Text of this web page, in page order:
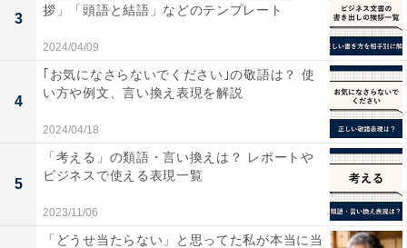
Wi-Fi、Bluetoothのアイコンが青くなっていればOK
「受信設定」もコントロールセンターから確認可能。左
上のアイコン群を長押しすると、AirDropの設定アイコン
が表示されます。
これを更に長押しして、受信方法を「連絡先のみ」「す
べての人」のどちらかに設定します。
3
拶」「頭語と結語」などのテンプレート
2024/04/09
4
｢お気になさらないでください｣の敬語は？ 使
い方や例文、言い換え表現を解説
2024/04/18
5
「考える」の類語・言い換えは？ レポートや
ビジネスで使える表現一覧
2023/11/06
「どうせ当たらない」と思ってた私が本当に当